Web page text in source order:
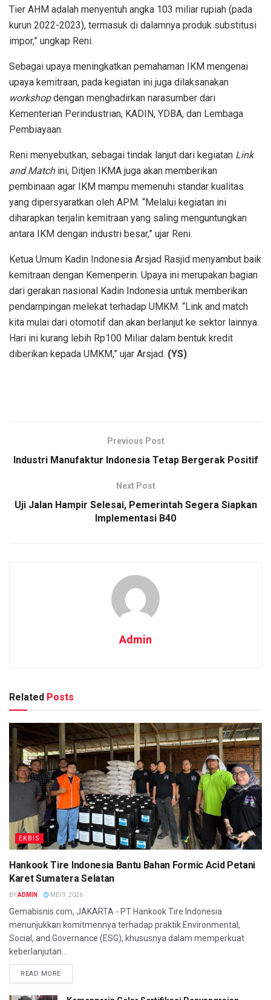
Tier AHM adalah menyentuh angka 103 miliar rupiah (pada
kurun 2022-2023), termasuk di dalamnya produk substitusi
impor,” ungkap Reni.
Sebagai upaya meningkatkan pemahaman IKM mengenai
upaya kemitraan, pada kegiatan ini juga dilaksanakan
workshopdengan menghadirkan narasumber dari
Kementerian Perindustrian, KADIN, YDBA, dan Lembaga
Pembiayaan.
Reni menyebutkan, sebagai tindak lanjut dari kegiatan Link
and Match ini, Ditjen IKMA juga akan memberikan
pembinaan agar IKM mampu memenuhi standar kualitas
yang dipersyaratkan oleh APM. “Melalui kegiatan ini
diharapkan terjalin kemitraan yang saling menguntungkan
antara IKM dengan industri besar,” ujar Reni.
Ketua Umum Kadin Indonesia Arsjad Rasjid menyambut baik
kemitraan dengan Kemenperin. Upaya ini merupakan bagian
dari gerakan nasional Kadin Indonesia untuk memberikan
pendampingan melekat terhadap UMKM. “Link and match
kita mulai dari otomotif dan akan berlanjut ke sektor lainnya.
Hari ini kurang lebih Rp100 Miliar dalam bentuk kredit
diberikan kepada UMKM,” ujar Arsjad. (YS)
Previous Post
Industri Manufaktur Indonesia Tetap Bergerak Positif
Next Post
Uji Jalan Hampir Selesai, Pemerintah Segera Siapkan
Implementasi B40
Admin
Related Posts
EKBIS
Hankook Tire Indonesia Bantu Bahan Formic Acid Petani
Karet Sumatera Selatan
BYADMIN MEI 9, 2026
Gemabisnis.com, JAKARTA - PT Hankook Tire Indonesia
menunjukkan komitmennya terhadap praktik Environmental,
Social, and Governance (ESG), khususnya dalam memperkuat
keberlanjutan...
READ MORE